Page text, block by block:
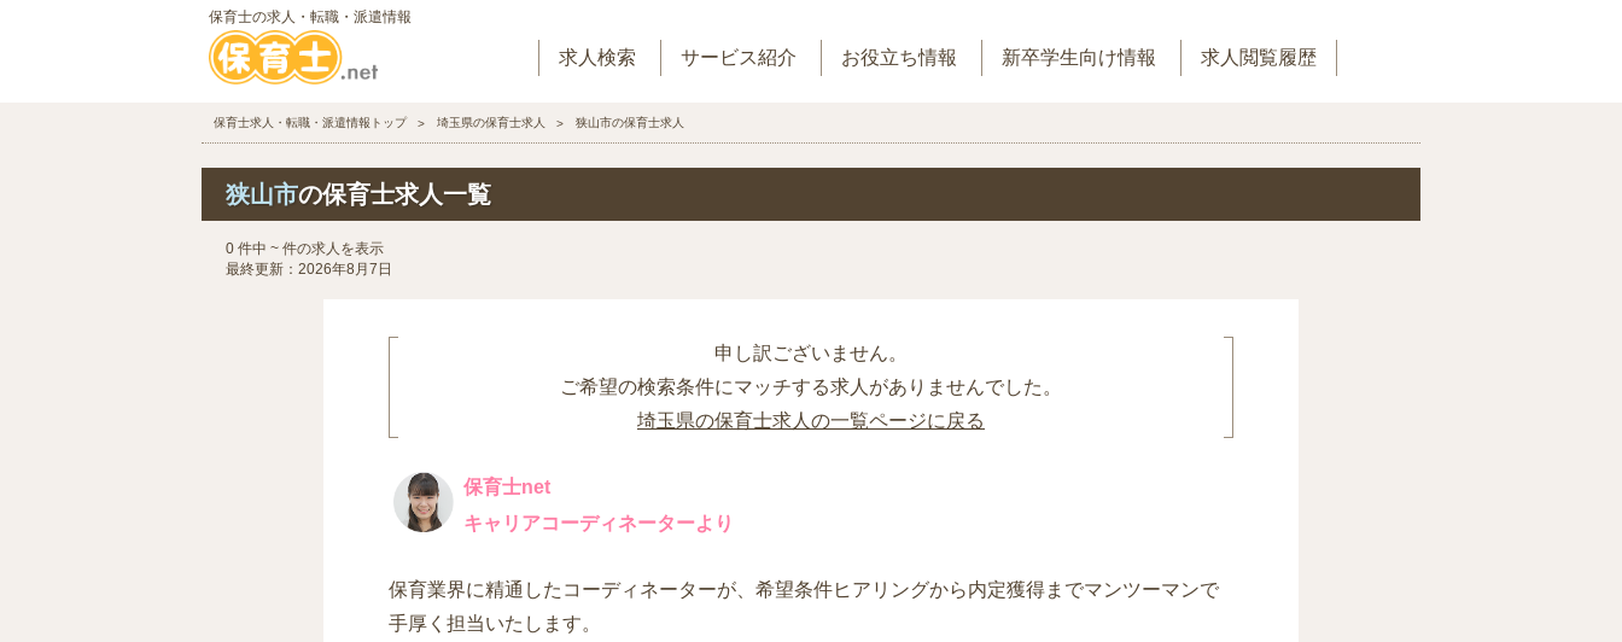
保育士の求人・転職・派遣情報
求人検索 サービス紹介 お役立ち情報 新卒学生向け情報 求人閲覧履歴
保育士求人・転職・派遣情報トップ 埼玉県の保育士求人 狭山市の保育士求人
狭山市の保育士求人一覧
0 件中 ~ 件の求人を表示
最終更新：2026年8月7日
申し訳ございません。
ご希望の検索条件にマッチする求人がありませんでした。
埼玉県の保育士求人の一覧ページに戻る
保育士net
キャリアコーディネーターより
保育業界に精通したコーディネーターが、希望条件ヒアリングから内定獲得までマンツーマンで
手厚く担当いたします。